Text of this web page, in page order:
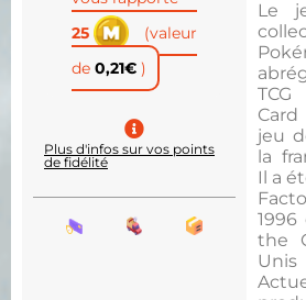
Le
jeu
la
Il a
the
25
(valeur
de 0,21€ )
Plus d'infos sur vos points
de fidélité